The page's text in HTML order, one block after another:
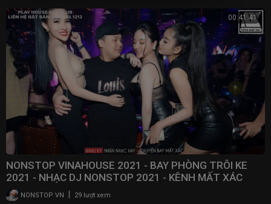
00:41:41
NONSTOP VINAHOUSE 2021 - BAY PHÒNG TRÔI KE
2021 - NHẠC DJ NONSTOP 2021 - KÊNH MẤT XÁC
NONSTOP VN 29 lượt xem